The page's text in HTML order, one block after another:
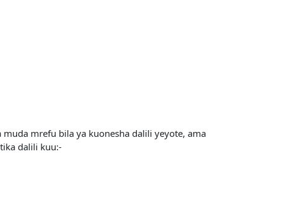
mrefu bila ya kuonesha dalili yeyote, ama
dalili kuu:-